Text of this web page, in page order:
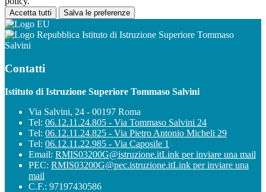
Accetta tutti Salva le preferenze
Istituto di Istruzione Superiore Tommaso
Salvini
Contatti
Istituto di Istruzione Superiore Tommaso Salvini
Via Salvini, 24 - 00197 Roma
Tel: 06.12.11.24.805 - Via Tommaso Salvini 24
Tel: 06.12.11.24.825 - Via Pietro Antonio Micheli 29
Tel: 06.12.11.22.985 - Via Caposile 1
Email: RMIS03200G@istruzione.itLink per inviare una mail
PEC: RMIS03200G@pec.istruzione.itLink per inviare una
mail
C.F.: 97197430586